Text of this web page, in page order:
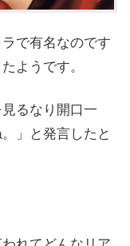
で有名なのです
ようです。
るなり開口一
」と発言したと